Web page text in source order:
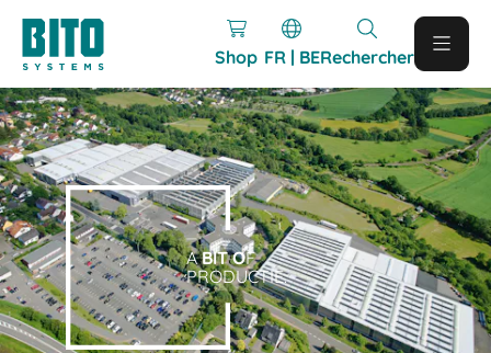
Shop FR | BERechercher
ABIT OF
PRODUCTIE.